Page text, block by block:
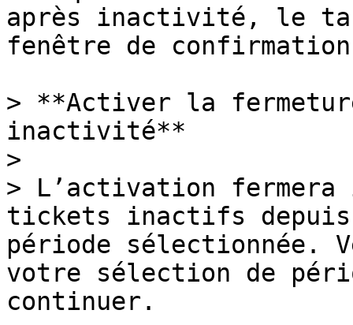
après inactivité, le
fenêtre de
> **Activer la
inactivité**
>
> L’activation fermera
tickets inactifs depuis
période sélectionnée.
votre sélection de
continuer.